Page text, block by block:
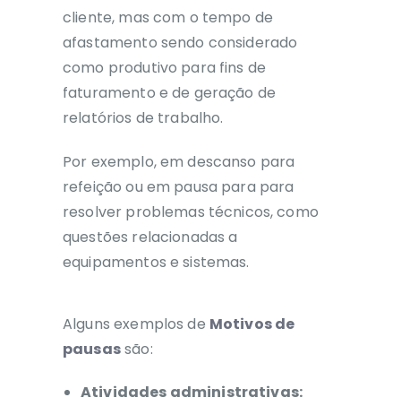
cliente, mas com o tempo de
afastamento sendo considerado
como produtivo para fins de
faturamento e de geração de
relatórios de trabalho.
Por exemplo, em descanso para
refeição ou em pausa para para
resolver problemas técnicos, como
questões relacionadas a
equipamentos e sistemas.
Alguns exemplos de Motivos de
pausassão:
Atividades administrativas: